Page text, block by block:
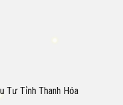
Tư Tỉnh Thanh Hóa